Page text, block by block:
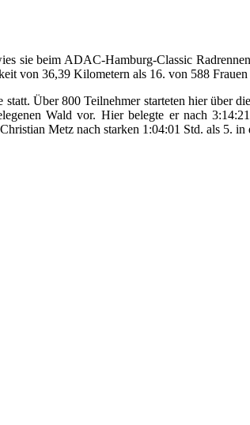
sie beim ADAC-Hamburg-Classic
von 36,39 Kilometern als 16. von 588
Über 800 Teilnehmer starteten hier über
Wald vor. Hier belegte er nach
Metz nach starken 1:04:01 Std. als 5.